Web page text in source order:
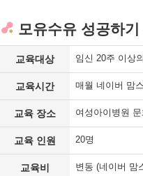
모유수유 성공하기
교육대상 임신 20주 이상
교육시간 매월 네이버 맘
교육 장소 여성아이병원
교육 인원 20명
교육비 변동 (네이버 맘